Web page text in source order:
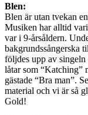
Blen:
Blen är utan tvekan
Musiken har alltid
var i 9-årsåldern.
bakgrundssångerska
följdes upp av
låtar som “Katching”
gästade “Bra man”.
material och vi är så
Gold!